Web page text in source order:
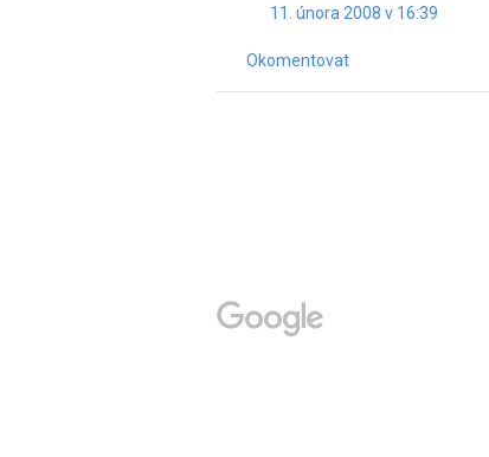
11. února 2008 v 16:39
Okomentovat